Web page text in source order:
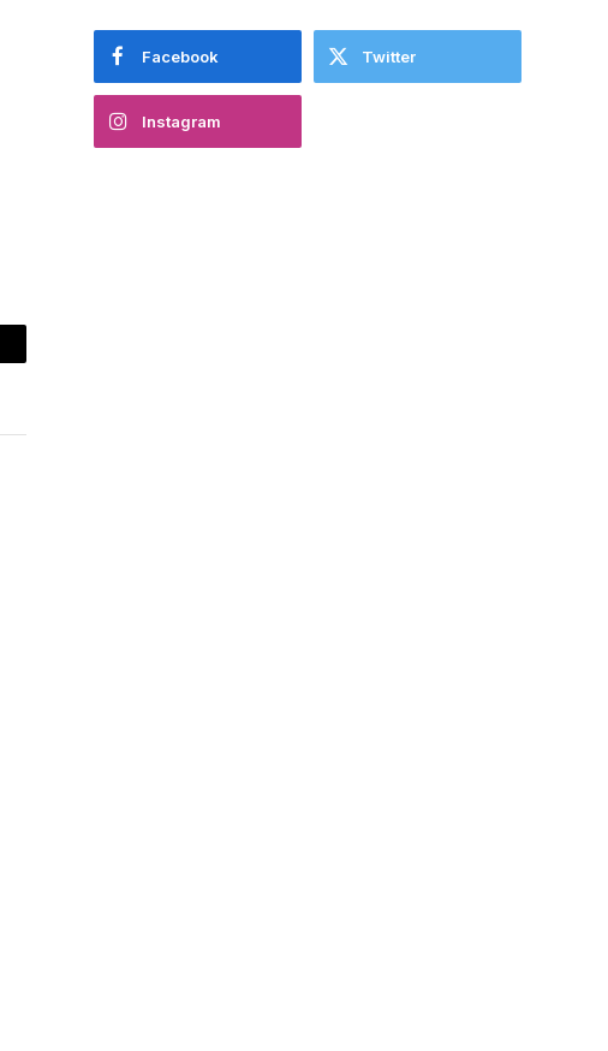
Facebook Twitter
Instagram